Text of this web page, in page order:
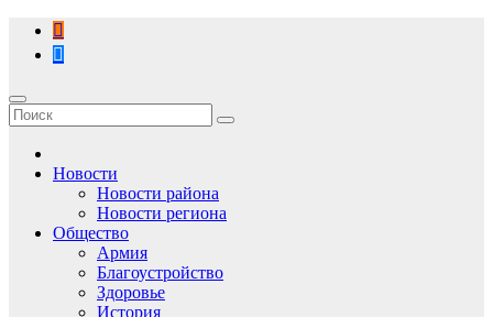
Перейти
содержимому
Новости
Новости района
Новости региона
Общество
Армия
Благоустройство
Здоровье
История